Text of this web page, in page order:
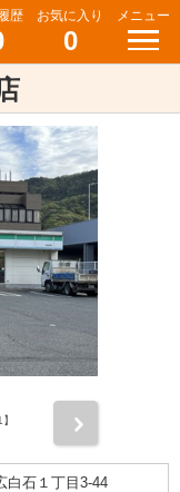
歴 お気に入り
0
メニュー
白石１丁目3-44